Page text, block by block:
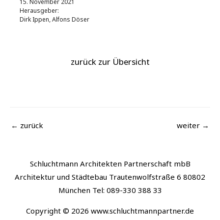
Herausgeber:
Dirk Ippen, Alfons Döser
zurück zur Übersicht
Beitragsnavigation
← zurück weiter →
Schluchtmann Architekten Partnerschaft mbB
Architektur und Städtebau Trautenwolfstraße 6 80802
München Tel: 089-330 388 33
Copyright © 2026 www.schluchtmannpartner.de